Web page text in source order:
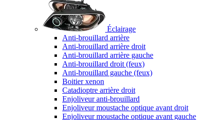
Éclairage
Anti-brouillard arrière
Anti-brouillard arrière droit
Anti-brouillard arrière gauche
Anti-brouillard droit (feux)
Anti-brouillard gauche (feux)
Boitier xenon
Catadioptre arrière droit
Enjoliveur anti-brouillard
Enjoliveur moustache optique avant droit
Enjoliveur moustache optique avant gauche